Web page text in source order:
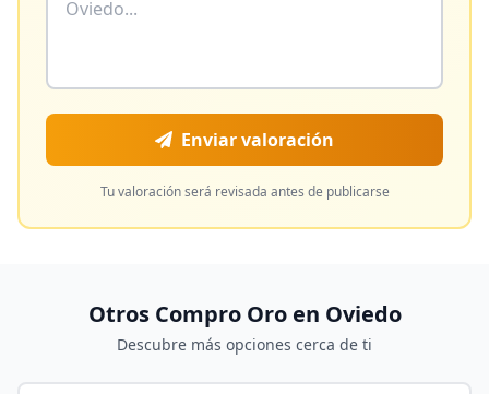
Enviar valoración
Tu valoración será revisada antes de publicarse
Otros Compro Oro en Oviedo
Descubre más opciones cerca de ti